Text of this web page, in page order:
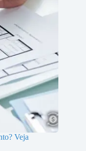
Veja